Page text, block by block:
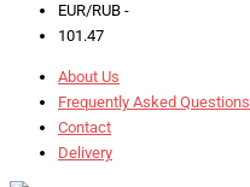
EUR/RUB -
101.47
About Us
Frequently Asked Questions
Contact
Delivery